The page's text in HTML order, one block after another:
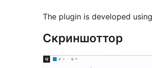
The plugin is developed
Скриншоттор